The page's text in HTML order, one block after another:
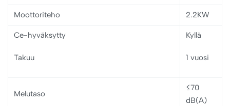
Moottoriteho 2.2KW
Ce-hyväksytty
Takuu
Kyllä
1 vuosi
Melutaso
≤70
dB(A)